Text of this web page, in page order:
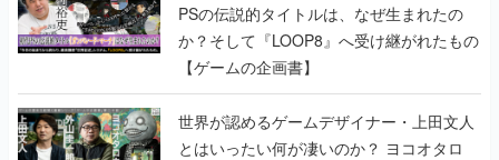
PSの伝説的タイトルは、なぜ生まれたの
か？そして『LOOP8』へ受け継がれたもの
【ゲームの企画書】
世界が認めるゲームデザイナー・上田文人
とはいったい何が凄いのか？ ヨコオタロ